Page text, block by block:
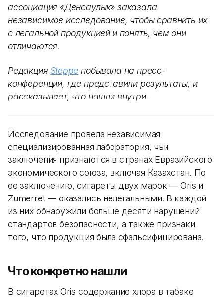
ассоциация «Денсаулык» заказала
независимое исследование, чтобы сравнить их
с легальной продукцией и понять, чем они
отличаются.
Редакция Steppe побывала на пресс-
конференции, где представили результаты, и
рассказывает, что нашли внутри.
Исследование провела независимая
специализированная лаборатория, чьи
заключения признаются в странах Евразийского
экономического союза, включая Казахстан. По
ее заключению, сигареты двух марок — Oris и
Zumerret — оказались нелегальными. В каждой
из них обнаружили больше десяти нарушений
стандартов безопасности, а также признаки
того, что продукция была сфальсифицирована.
Что конкретно нашли
В сигаретах Oris содержание хлора в табаке